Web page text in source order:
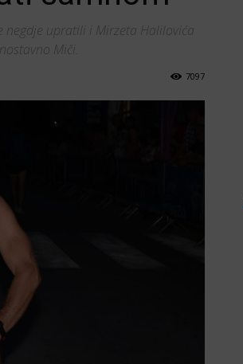
negdje upratili i Mirzeta Halilovića
Miči.
7097